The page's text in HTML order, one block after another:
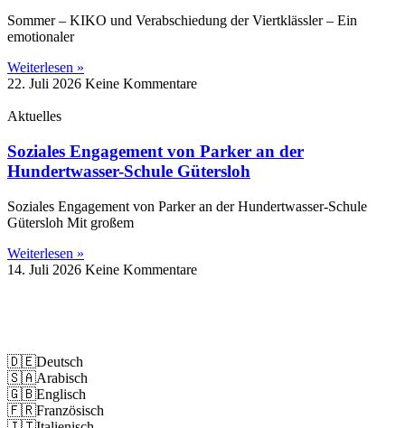
Sommer – KIKO und Verabschiedung der Viertklässler – Ein
emotionaler
Weiterlesen »
22. Juli 2026 Keine Kommentare
Aktuelles
Soziales Engagement von Parker an der
Hundertwasser-Schule Gütersloh
Soziales Engagement von Parker an der Hundertwasser-Schule
Gütersloh Mit großem
Weiterlesen »
14. Juli 2026 Keine Kommentare
🇩🇪Deutsch
🇸🇦Arabisch
🇬🇧Englisch
🇫🇷Französisch